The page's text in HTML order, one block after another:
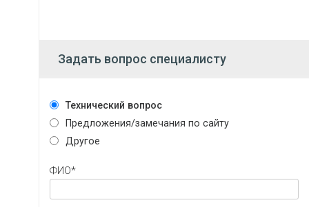
Задать вопрос специалисту
Технический вопрос
Предложения/замечания по сайту
Другое
ФИО*